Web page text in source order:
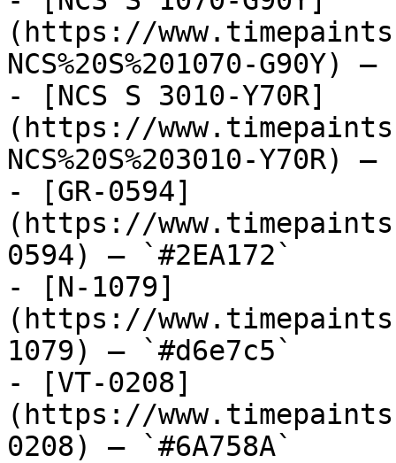
(https://
NCS%20S%201070-G90Y)
- [NCS S 3010-Y70R]
(https://
NCS%20S%203010-Y70R)
- [GR-0594]
(https://
0594) — `#2EA172`
- [N-1079]
(https://
1079) — `#d6e7c5`
- [VT-0208]
(https://
0208) — `#6A758A`